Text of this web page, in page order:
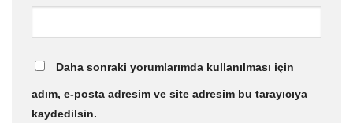
Daha sonraki yorumlarımda kullanılması için
adım, e-posta adresim ve site adresim bu tarayıcıya
kaydedilsin.